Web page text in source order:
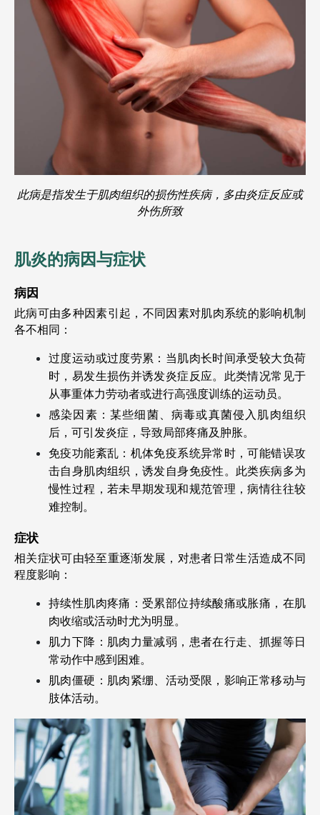
此病是指发生于肌肉组织的损伤性疾病，多由炎症反应或
外伤所致
肌炎的病因与症状
病因
此病可由多种因素引起，不同因素对肌肉系统的影响机制
各不相同：
过度运动或过度劳累：当肌肉长时间承受较大负荷
时，易发生损伤并诱发炎症反应。此类情况常见于
从事重体力劳动者或进行高强度训练的运动员。
感染因素：某些细菌、病毒或真菌侵入肌肉组织
后，可引发炎症，导致局部疼痛及肿胀。
免疫功能紊乱：机体免疫系统异常时，可能错误攻
击自身肌肉组织，诱发自身免疫性。此类疾病多为
慢性过程，若未早期发现和规范管理，病情往往较
难控制。
症状
相关症状可由轻至重逐渐发展，对患者日常生活造成不同
程度影响：
持续性肌肉疼痛：受累部位持续酸痛或胀痛，在肌
肉收缩或活动时尤为明显。
肌力下降：肌肉力量减弱，患者在行走、抓握等日
常动作中感到困难。
肌肉僵硬：肌肉紧绷、活动受限，影响正常移动与
肢体活动。